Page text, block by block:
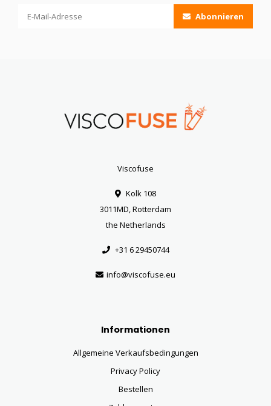
Abonnieren
Viscofuse
Kolk 108
3011MD, Rotterdam
the Netherlands
+31 6 29450744
info@viscofuse.eu
Informationen
Allgemeine Verkaufsbedingungen
Privacy Policy
Bestellen